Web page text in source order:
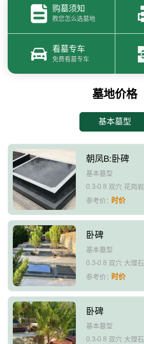
购墓须知
教您怎么选墓地
看墓专车
免费看墓专车
墓地价格
基本墓型
朝凤B:卧碑
基本墓型
0.3-0.8 双穴 花岗岩
参考价：时价
卧碑
基本墓型
0.3-0.8 双穴 大理石
参考价：时价
卧碑
基本墓型
0.3-0.8 双穴 大理石